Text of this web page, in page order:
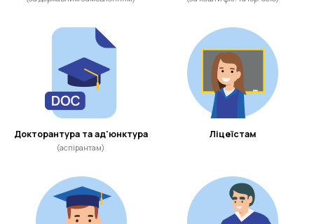
Докторантура та ад'юнктура
(аспірантам)
Ліцеїстам